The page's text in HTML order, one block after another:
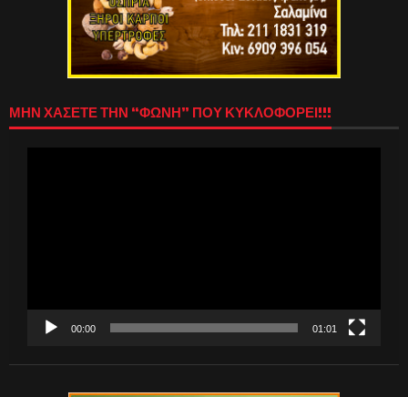
ΜΗΝ ΧΑΣΕΤΕ ΤΗΝ “ΦΩΝΗ” ΠΟΥ ΚΥΚΛΟΦΟΡΕΙ!!!
00:00 01:01